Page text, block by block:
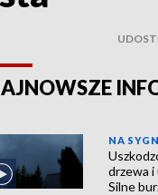
NA
drzewa
Silne